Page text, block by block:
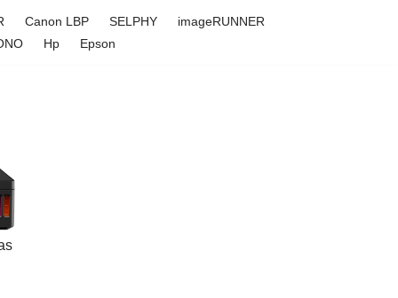
Canon LBP SELPHY
imageRUNNER
Hp Epson